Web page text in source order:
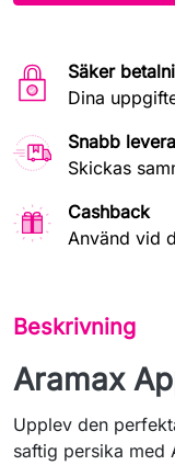
Säker
Dina
Snabb
Skickas
Cashback
Använd vid
Beskrivning
Aramax
Upplev den
saftig persika med